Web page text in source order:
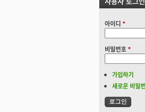
아이디 *
비밀번호*
가입하기
새로운 비밀